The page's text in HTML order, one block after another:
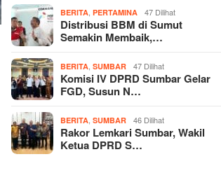
BERITA ,PERTAMINA 47 Dilihat
Distribusi BBM di Sumut
Semakin Membaik,…
BERITA ,SUMBAR 47 Dilihat
Komisi IV DPRD Sumbar Gelar
FGD, Susun N…
BERITA ,SUMBAR 46 Dilihat
Rakor Lemkari Sumbar, Wakil
Ketua DPRD S…